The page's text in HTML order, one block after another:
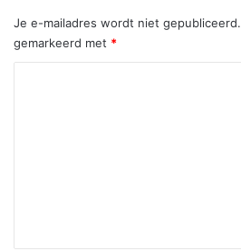
Je e-mailadres wordt niet gepubliceerd.
gemarkeerd met *